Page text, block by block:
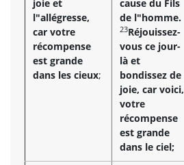
joie et
l"allégresse,
car votre
récompense
est grande
dans les cieux;
cause du Fils
de l"homme.
23Réjouissez-
vous ce jour-
là et
bondissez de
joie, car voici,
votre
récompense
est grande
dans le ciel;